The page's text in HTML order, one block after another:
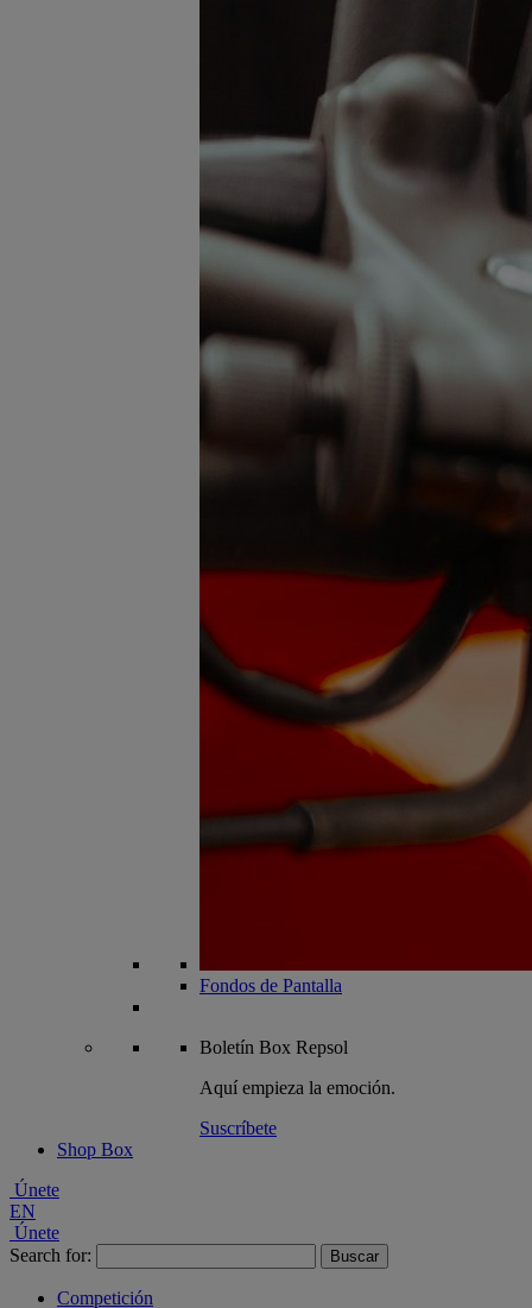
Fondos de Pantalla
Boletín Box Repsol
Aquí empieza la emoción.
Suscríbete
Shop Box
Únete
EN
Únete
Search for:
Competición